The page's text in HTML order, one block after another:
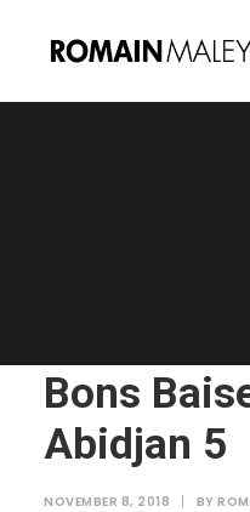
Bons
Abidjan 5
NOVEMBER 8, 2018 | BY